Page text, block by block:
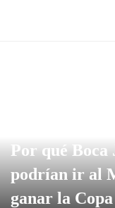
Por qué
podrían ir al
ganar la